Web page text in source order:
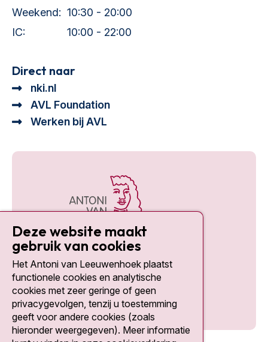
Weekend: 10:30 - 20:00
IC:
10:00 - 22:00
Direct naar
nki.nl
AVL Foundation
Werken bij AVL
Social media
Deze website maakt
gebruik van cookies
Het Antoni van Leeuwenhoek plaatst
functionele cookies en analytische
cookies met zeer geringe of geen
privacygevolgen, tenzij u toestemming
geeft voor andere cookies (zoals
hieronder weergegeven). Meer informatie